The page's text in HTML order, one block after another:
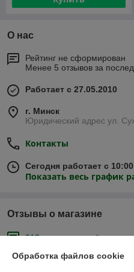
О нас
Рейтинг не сформирован
Менее 5 отзывов за
Работает с 27.05.2010
г. Минск
Юридический адрес ул.
Контакты
Сегодня работает с
Показать весь график
Отзывы о магазине
219 отзывов за всё время
Покупатель
Обработка файлов cookie